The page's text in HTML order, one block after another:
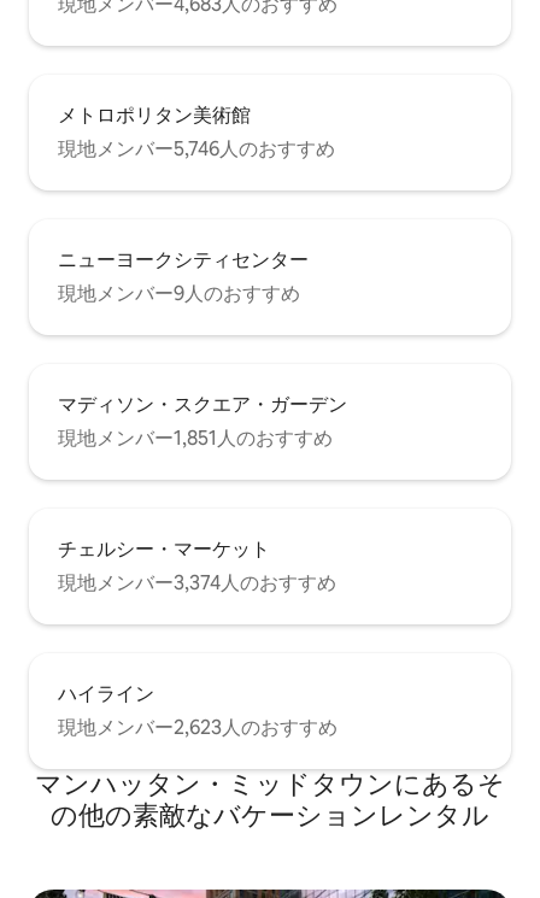
メトロポリタン美術館
現地メンバー5,746人のおすすめ
ニューヨークシティセンター
現地メンバー9人のおすすめ
マディソン・スクエア・ガーデン
現地メンバー1,851人のおすすめ
チェルシー・マーケット
現地メンバー3,374人のおすすめ
ハイライン
現地メンバー2,623人のおすすめ
マンハッタン・ミッドタウンにあるそ
の他の素敵なバケーションレンタル